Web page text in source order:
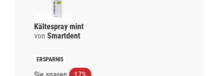
Kältespray mint
von Smartdent